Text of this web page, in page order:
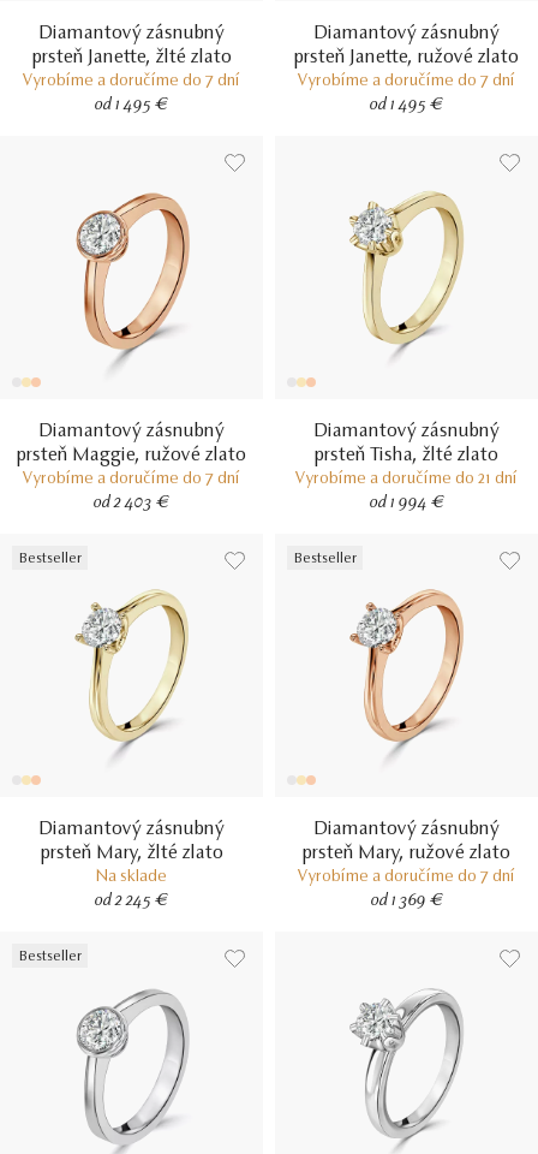
Diamantový zásnubný
prsteň Janette, žlté zlato
Vyrobíme a doručíme do 7 dní
od 1 495 €
Diamantový zásnubný
prsteň Janette, ružové zlato
Vyrobíme a doručíme do 7 dní
od 1 495 €
Diamantový zásnubný
prsteň Maggie, ružové zlato
Vyrobíme a doručíme do 7 dní
od 2 403 €
Diamantový zásnubný
prsteň Tisha, žlté zlato
Vyrobíme a doručíme do 21 dní
od 1 994 €
Bestseller
Diamantový zásnubný
prsteň Mary, žlté zlato
Na sklade
od 2 245 €
Bestseller
Diamantový zásnubný
prsteň Mary, ružové zlato
Vyrobíme a doručíme do 7 dní
od 1 369 €
Bestseller